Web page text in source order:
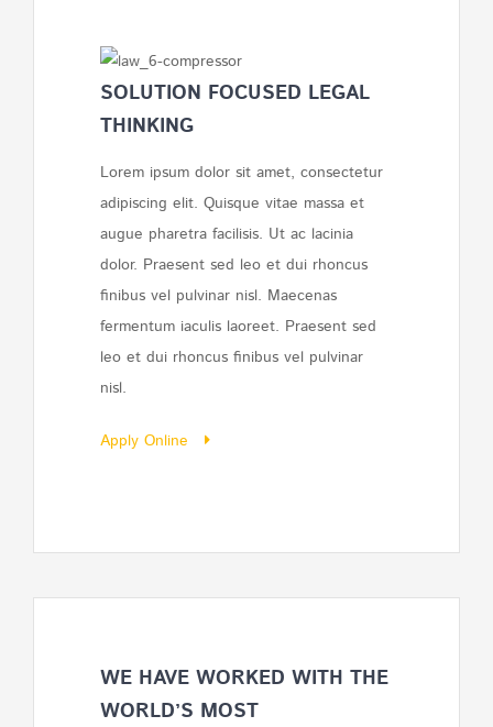
SOLUTION FOCUSED LEGAL
THINKING
Lorem ipsum dolor sit amet, consectetur
adipiscing elit. Quisque vitae massa et
augue pharetra facilisis. Ut ac lacinia
dolor. Praesent sed leo et dui rhoncus
finibus vel pulvinar nisl. Maecenas
fermentum iaculis laoreet. Praesent sed
leo et dui rhoncus finibus vel pulvinar
nisl.
Apply Online
WE HAVE WORKED WITH THE
WORLD’S MOST